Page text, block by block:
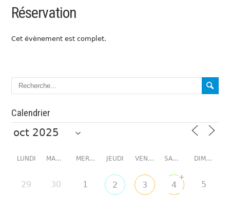
Réservation
Cet évènement est complet.
Calendrier
LUNDI MARDI MERCREDI JEUDI VENDREDI SAMEDI DIMANCHE
29 30 1 2 3 4
+
5